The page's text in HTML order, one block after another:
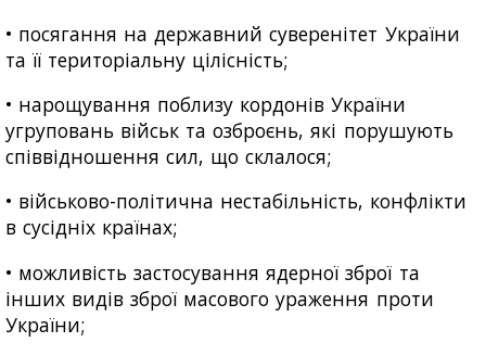
• посягання на державний суверенітет України
та її територіальну цілісність;
• нарощування поблизу кордонів України
угруповань військ та озброєнь, які порушують
співвідношення сил, що склалося;
• військово-політична нестабільність, конфлікти
в сусідніх країнах;
• можливість застосування ядерної зброї та
інших видів зброї масового ураження проти
України;